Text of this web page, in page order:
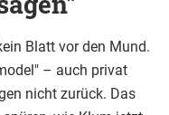
Blatt vor den Mund.
– auch privat
nicht zurück. Das